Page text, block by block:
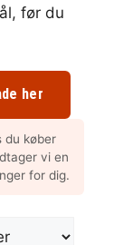
før du
her
du køber
vi en
for dig.